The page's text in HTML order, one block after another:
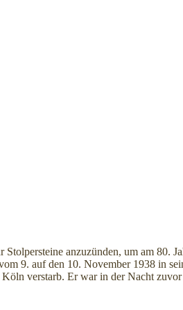
anzuzünden, um am 80.
9. auf den 10. November 1938 in
verstarb. Er war in der Nacht